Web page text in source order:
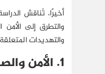
والتطرق إلى
والتهديدات
1. الأمن والصحة والدولة والفرد: أيُّ علاقة؟